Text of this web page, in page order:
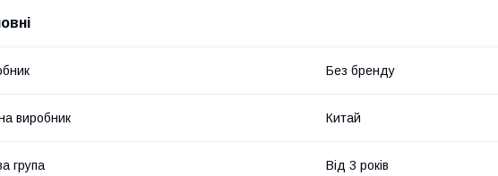
Без бренду
виробник Китай
група Від 3 років